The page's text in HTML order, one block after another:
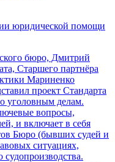
юридической помощи
бюро, Дмитрий
Старшего партнёра
Мариненко
проект Стандарта
уголовным делам.
вопросы,
и включает в себя
Бюро (бывших судей и
ситуациях,